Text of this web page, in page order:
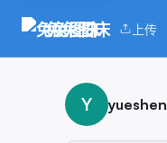
兔兔图床 上传
Y yueshen